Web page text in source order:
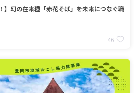
】幻の在来種「赤花そば」を未来につなぐ職
46